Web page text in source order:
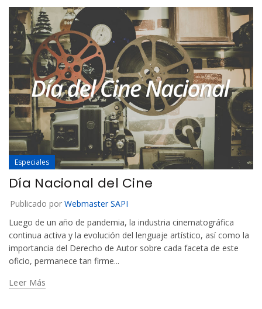
Especiales
Día Nacional del Cine
Publicado por Webmaster SAPI
Luego de un año de pandemia, la industria cinematográfica
continua activa y la evolución del lenguaje artístico, así como la
importancia del Derecho de Autor sobre cada faceta de este
oficio, permanece tan firme...
Leer Más